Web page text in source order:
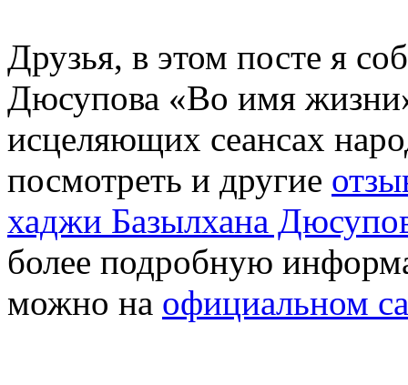
Друзья, в этом посте я
Дюсупова «Во имя
исцеляющих сеансах
посмотреть и другие
хаджи Базылхана
более подробную
можно на официальном